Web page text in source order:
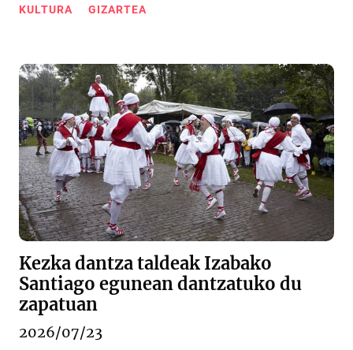
KULTURA GIZARTEA
Kezka dantza taldeak Izabako
Santiago egunean dantzatuko du
zapatuan
2026/07/23